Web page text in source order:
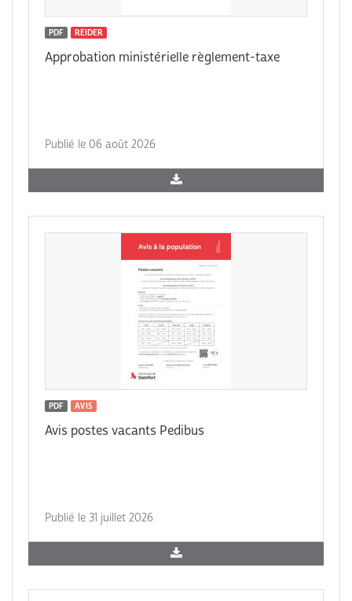
PDF REIDER
Approbation ministérielle règlement-taxe
Publié le 06 août 2026
PDF AVIS
Avis postes vacants Pedibus
Publié le 31 juillet 2026